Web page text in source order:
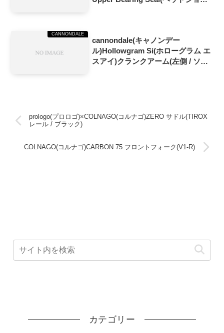
CANNONDALE
cannondale(キャノンデー
ル)Hollowgram Si(ホローグラム エ
スアイ)クランクアーム(左側 / ソリ
prologo(プロロゴ)×COLNAGO(コルナゴ)ZERO サドル(TIROX
レール / ブラック)
COLNAGO(コルナゴ)CARBON 75 フロントフォーク(V1-R)
カテゴリー